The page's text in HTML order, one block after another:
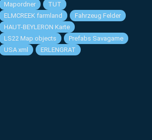
Mapordner
TUT
ELMCREEK farmland
Fahrzeug Felder
HAUT-BEYLERON Karte
LS22 Map objects
Prefabs Savagame
USA xml
ЕRLENGRAT